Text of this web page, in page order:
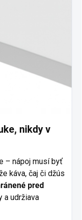
nikdy v
– nápoj musí byť
káva, čaj či džús
pred
a udržiava